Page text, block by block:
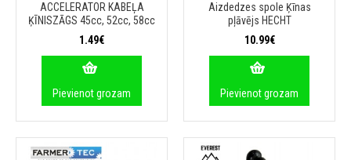
ACCELERATOR KABEĻA
ĶĪNISZĀGS 45cc, 52cc, 58cc
1.49€
Pievienot grozam
Aizdedzes spole Ķīnas
pļāvējs HECHT
10.99€
Pievienot grozam